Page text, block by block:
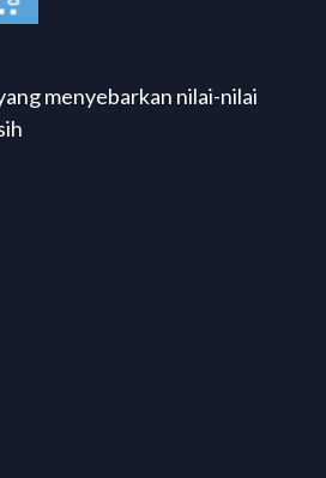
menyebarkan nilai-nilai